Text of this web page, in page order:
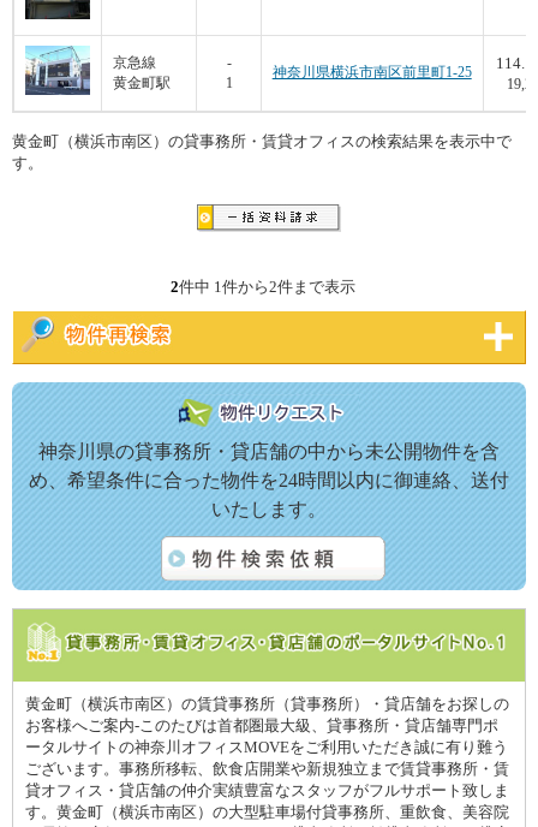
神奈川県の貸事務所・貸店舗の中から未公開物件を含
め、希望条件に合った物件を24時間以内に御連絡、送付
いたします。
黄金町（横浜市南区）の賃貸事務所（貸事務所）・貸店舗をお探しの
お客様へご案内-このたびは首都圏最大級、貸事務所・貸店舗専門ポ
ータルサイトの神奈川オフィスMOVEをご利用いただき誠に有り難う
ございます。事務所移転、飲食店開業や新規独立まで賃貸事務所・賃
貸オフィス・貸店舗の仲介実績豊富なスタッフがフルサポート致しま
す。黄金町（横浜市南区）の大型駐車場付貸事務所、重飲食、美容院
京急線
黄金町駅
-
1
神奈川県横浜市南区前里町1-25
黄金町（横浜市南区）の貸事務所・賃貸オフィスの検索結果を表示中で
す。
2件中 1件から2件まで表示